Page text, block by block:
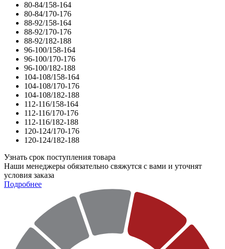
80-84/158-164
80-84/170-176
88-92/158-164
88-92/170-176
88-92/182-188
96-100/158-164
96-100/170-176
96-100/182-188
104-108/158-164
104-108/170-176
104-108/182-188
112-116/158-164
112-116/170-176
112-116/182-188
120-124/170-176
120-124/182-188
Узнать срок поступления товара
Наши менеджеры обязательно свяжутся с вами и уточнят
условия заказа
Подробнее